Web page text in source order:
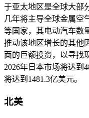
于亚太地区是全球大部
几年将主导全球金属空
等国家，其电动汽车数
推动该地区增长的其他
面的巨额投资，以寻找
2026年日本市场将达到
将达到1481.3亿美元。
北美